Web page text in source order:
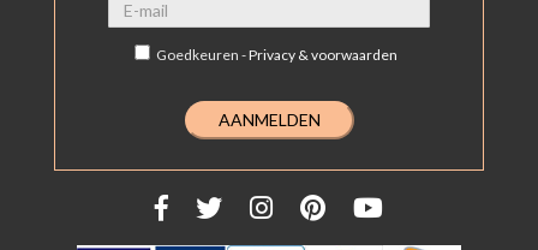
Goedkeuren -Privacy & voorwaarden